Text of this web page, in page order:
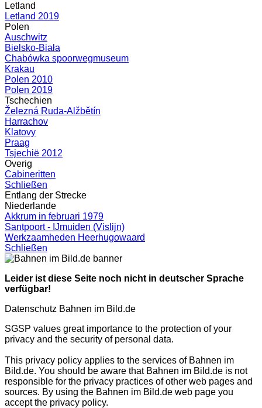
Letland
Letland 2019
Polen
Auschwitz
Bielsko-Biała
Chabówka spoorwegmuseum
Krakau
Polen 2010
Polen 2019
Tschechien
Železná Ruda-Alžbětín
Harrachov
Klatovy
Praag
Tsjechië 2012
Overig
Cabineritten
Schließen
Entlang der Strecke
Niederlande
Akkrum in februari 1979
Santpoort - IJmuiden (Vislijn)
Werkzaamheden Heerhugowaard
Schließen
Leider ist diese Seite noch nicht in deutscher Sprache
verfügbar!
Datenschutz Bahnen im Bild.de
SGSP values great importance to the protection of your
privacy and the security of personal data.
This privacy policy applies to the services of Bahnen im
Bild.de. You should be aware that Bahnen im Bild.de is not
responsible for the privacy practices of other web pages and
sources. By using the Bahnen im Bild.de web page you
accept the privacy policy.